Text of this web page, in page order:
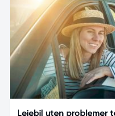
Leiebil uten problemer